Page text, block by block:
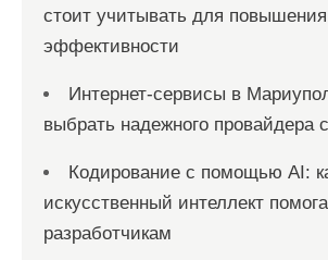
стоит учитывать для повышения
эффективности
Интернет-сервисы в
выбрать надежного провайдера
Кодирование с помощью AI:
искусственный интеллект
разработчикам